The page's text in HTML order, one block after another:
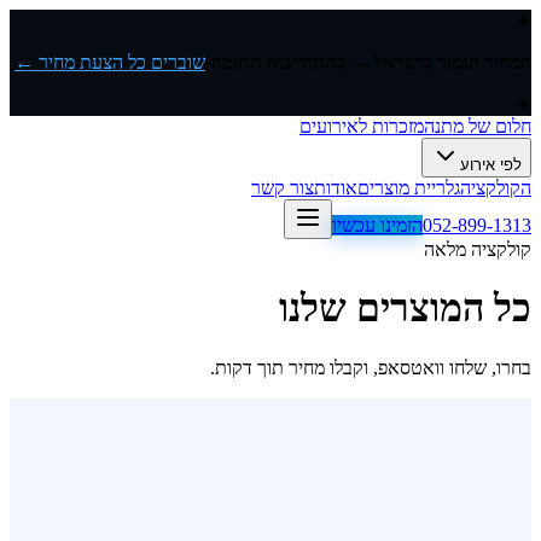
שוברים כל הצעת מחיר ←
חלום של מתנהמזכרות לאירועים
לפי אירוע
הקולקציהגלריית מוצריםאודותצור קשר
052-899-1313הזמינו עכשיו
קולקציה מלאה
כל המוצרים שלנו
בחרו, שלחו וואטסאפ, וקבלו מחיר תוך דקות.